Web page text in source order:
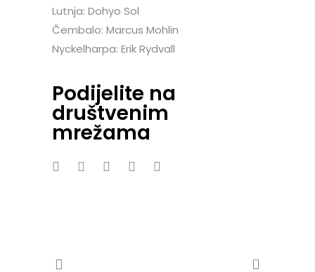
Lutnja: Dohyo Sol
Čembalo: Marcus Mohlin
Nyckelharpa: Erik Rydvall
Podijelite na
društvenim
mrežama